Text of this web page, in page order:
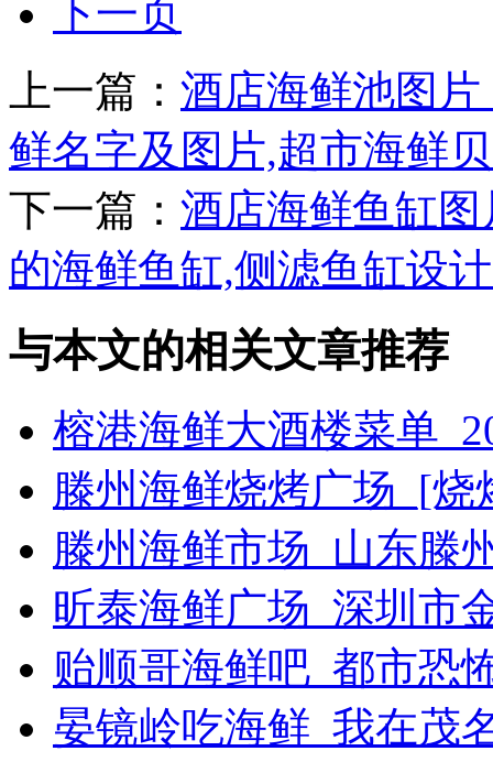
下一页
上一篇： 酒店海鲜池图
鲜名字及图片,超市海鲜
下一篇： 酒店海鲜鱼缸
的海鲜鱼缸,侧滤鱼缸设
与本文的相关文章推荐
榕港海鲜大酒楼菜单
滕州海鲜烧烤广场_[
滕州海鲜市场_山东滕
昕泰海鲜广场_深圳市
贻顺哥海鲜吧_都市恐
晏镜岭吃海鲜_我在茂